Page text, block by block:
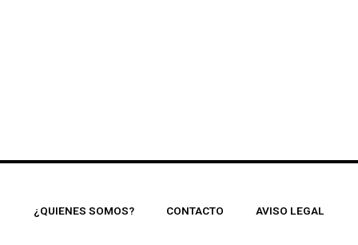
¿QUIENES SOMOS? CONTACTO AVISO LEGAL